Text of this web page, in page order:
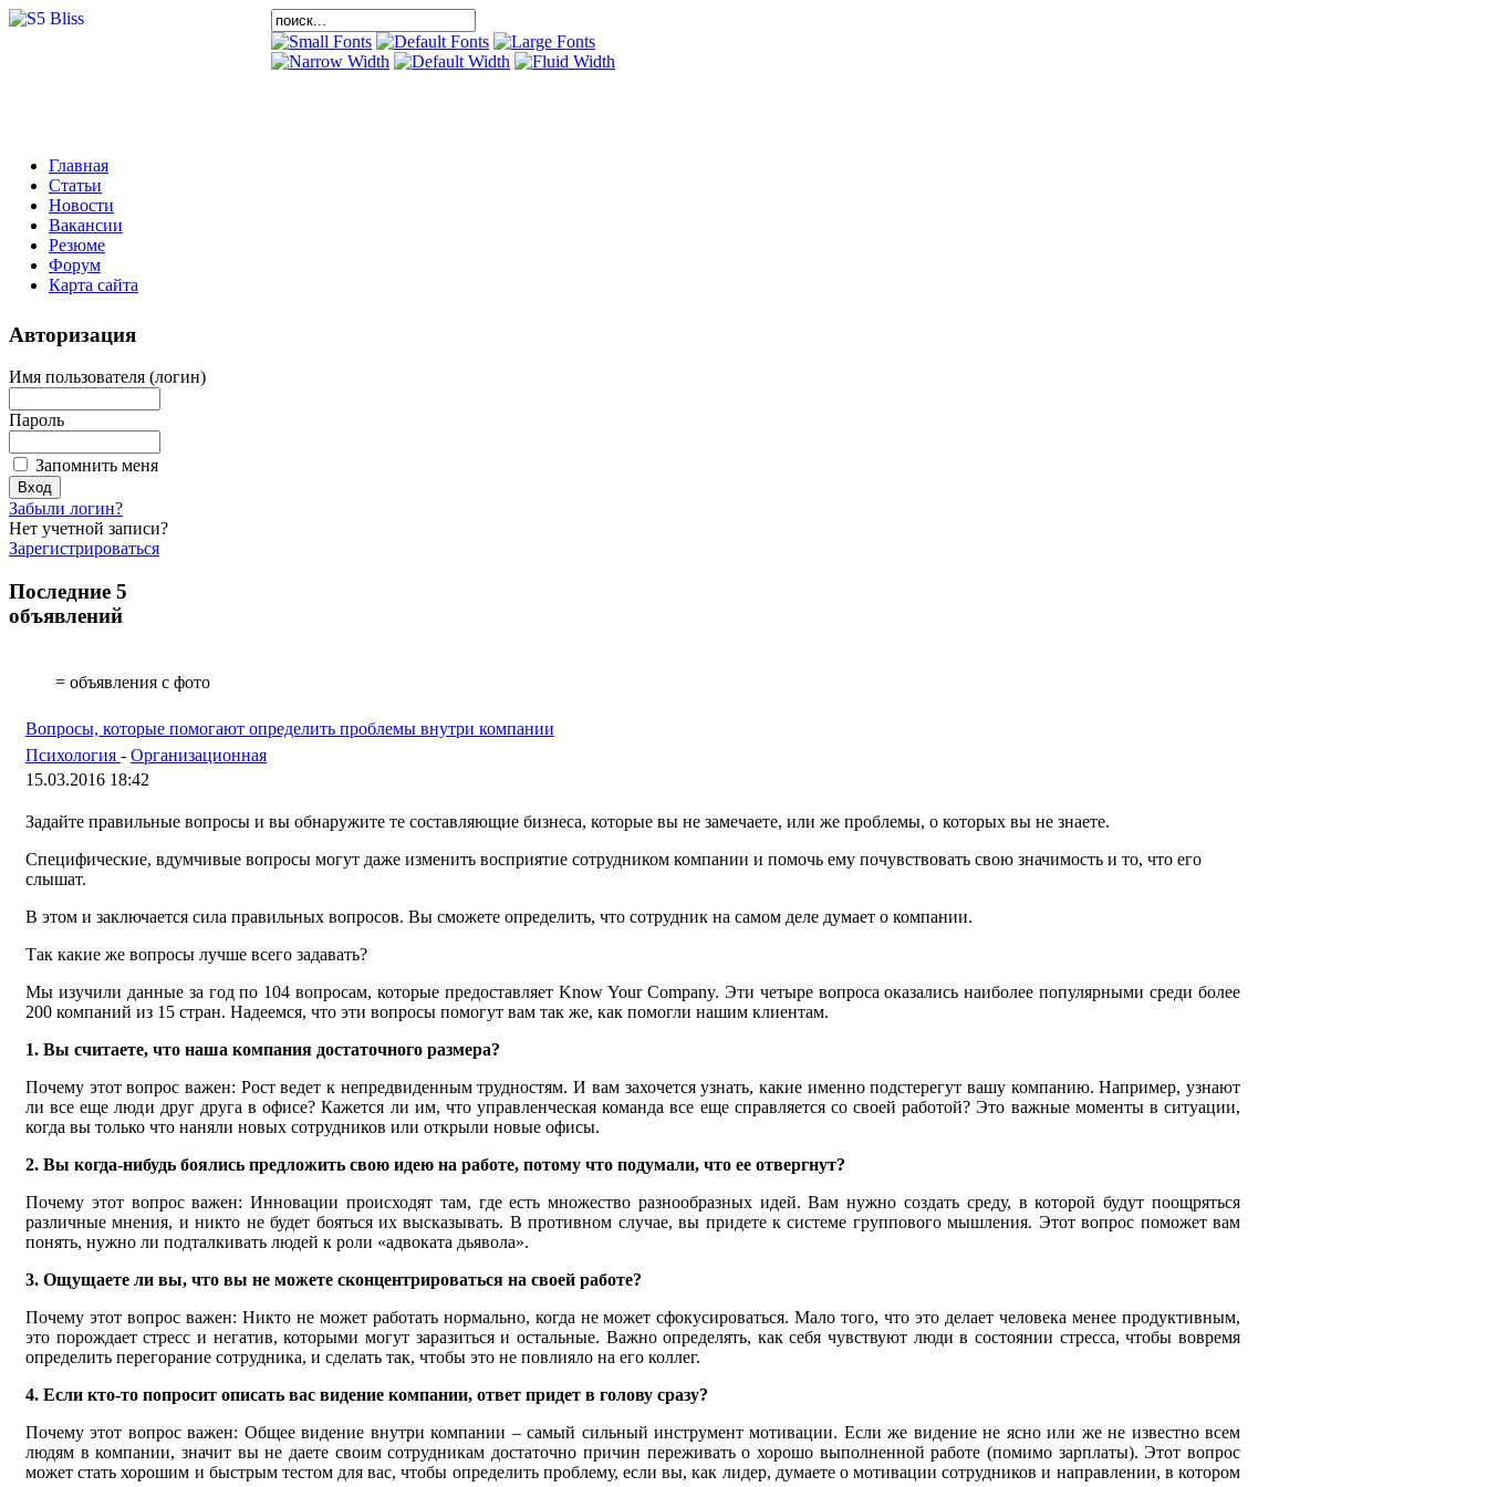
Главная
Статьи
Новости
Вакансии
Резюме
Форум
Карта сайта
Авторизация
Имя пользователя (логин)
Пароль
Запомнить меня
Забыли логин?
Нет учетной записи?
Зарегистрироваться
Последние 5
объявлений
= объявления с фото
Вопросы, которые помогают определить проблемы внутри компании
Психология - Организационная
15.03.2016 18:42
Задайте правильные вопросы и вы обнаружите те составляющие бизнеса, которые вы не замечаете, или же проблемы, о которых вы не знаете.
Специфические, вдумчивые вопросы могут даже изменить восприятие сотрудником компании и помочь ему почувствовать свою значимость и то, что его
слышат.
В этом и заключается сила правильных вопросов. Вы сможете определить, что сотрудник на самом деле думает о компании.
Так какие же вопросы лучше всего задавать?
Мы изучили данные за год по 104 вопросам, которые предоставляет Know Your Company. Эти четыре вопроса оказались наиболее популярными среди более
200 компаний из 15 стран. Надеемся, что эти вопросы помогут вам так же, как помогли нашим клиентам.
1. Вы считаете, что наша компания достаточного размера?
Почему этот вопрос важен: Рост ведет к непредвиденным трудностям. И вам захочется узнать, какие именно подстерегут вашу компанию. Например, узнают
ли все еще люди друг друга в офисе? Кажется ли им, что управленческая команда все еще справляется со своей работой? Это важные моменты в ситуации,
когда вы только что наняли новых сотрудников или открыли новые офисы.
2. Вы когда-нибудь боялись предложить свою идею на работе, потому что подумали, что ее отвергнут?
Почему этот вопрос важен: Инновации происходят там, где есть множество разнообразных идей. Вам нужно создать среду, в которой будут поощряться
различные мнения, и никто не будет бояться их высказывать. В противном случае, вы придете к системе группового мышления. Этот вопрос поможет вам
понять, нужно ли подталкивать людей к роли «адвоката дьявола».
3. Ощущаете ли вы, что вы не можете сконцентрироваться на своей работе?
Почему этот вопрос важен: Никто не может работать нормально, когда не может сфокусироваться. Мало того, что это делает человека менее продуктивным,
это порождает стресс и негатив, которыми могут заразиться и остальные. Важно определять, как себя чувствуют люди в состоянии стресса, чтобы вовремя
определить перегорание сотрудника, и сделать так, чтобы это не повлияло на его коллег.
4. Если кто-то попросит описать вас видение компании, ответ придет в голову сразу?
Почему этот вопрос важен: Общее видение внутри компании – самый сильный инструмент мотивации. Если же видение не ясно или же не известно всем
людям в компании, значит вы не даете своим сотрудникам достаточно причин переживать о хорошо выполненной работе (помимо зарплаты). Этот вопрос
может стать хорошим и быстрым тестом для вас, чтобы определить проблему, если вы, как лидер, думаете о мотивации сотрудников и направлении, в котором